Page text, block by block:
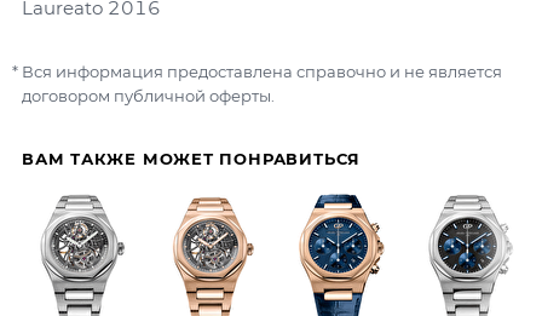
Laureato 2016
ВАМ ТАКЖЕ МОЖЕТ ПОНРАВИТЬСЯ
Вся информация предоставлена справочно и не является
договором публичной оферты.